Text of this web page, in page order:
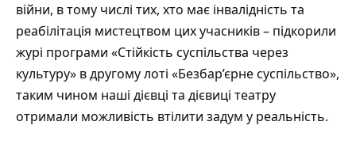
війни, в тому числі тих, хто має інвалідність та
реабілітація мистецтвом цих учасників – підкорили
журі програми «Стійкість суспільства через
культуру» в другому лоті «Безбар’єрне суспільство»,
таким чином наші дієвці та дієвиці театру
отримали можливість втілити задум у реальність.